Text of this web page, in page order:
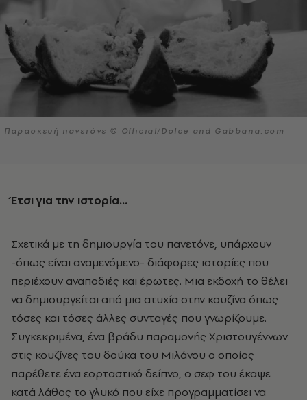
Παρασκευή πανετόνε © Official/Dolce and Gabbana.com
Έτσι για την ιστορία…
Σχετικά με τη δημιουργία του πανετόνε, υπάρχουν
-όπως είναι αναμενόμενο- διάφορες ιστορίες που
περιέχουν αναποδιές και έρωτες. Μια εκδοχή το θέλει
να δημιουργείται από μια ατυχία στην κουζίνα όπως
τόσες και τόσες άλλες συνταγές που γνωρίζουμε.
Συγκεκριμένα, ένα βράδυ παραμονής Χριστουγέννων
στις κουζίνες του δούκα του Μιλάνου ο οποίος
παρέθετε ένα εορταστικό δείπνο, ο σεφ του έκαψε
κατά λάθος το γλυκό που είχε προγραμματίσει να